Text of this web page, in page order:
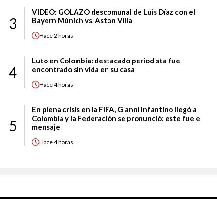
3
VIDEO: GOLAZO descomunal de Luis Díaz con el
Bayern Múnich vs. Aston Villa
Hace2 horas
4
Luto en Colombia: destacado periodista fue
encontrado sin vida en su casa
Hace4 horas
5
En plena crisis en la FIFA, Gianni Infantino llegó a
Colombia y la Federación se pronunció: este fue el
mensaje
Hace4 horas